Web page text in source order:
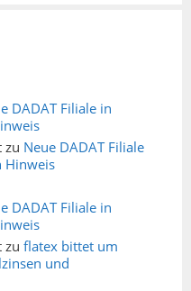
DADAT Filiale in
zu Neue DADAT Filiale
Hinweis
DADAT Filiale in
zu flatex bittet um
und